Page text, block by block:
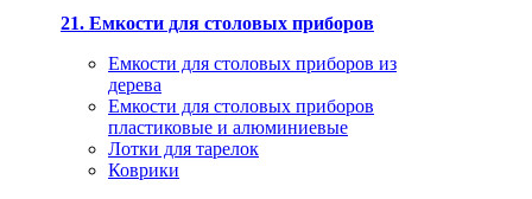
21. Емкости для столовых приборов
Емкости для столовых приборов из
дерева
Емкости для столовых приборов
пластиковые и алюминиевые
Лотки для тарелок
Коврики